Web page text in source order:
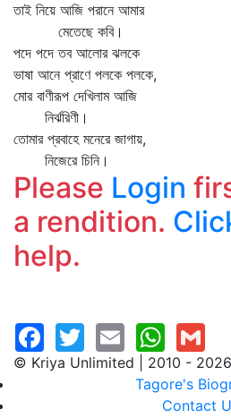
তাই নিয়ে আজি পরানে আমার
মেতেছে কবি।
পদে পদে তব আলোর ঝলকে
ভাষা আনে প্রাণে পলকে পলকে,
মোর বাণীরূপ দেখিলাম আজি
নির্ঝরিণী।
তোমার প্রবাহে মনেরে জাগায়,
নিজেরে চিনি।
Please Login
a rendition.
help.
© Kriya Unlimited | 2010 - 2026
Tagore's
Contact